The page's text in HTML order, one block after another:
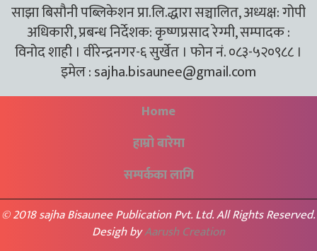
साझा बिसौनी पब्लिकेशन प्रा.लि.द्धारा सञ्चालित, अध्यक्ष: गोपी
अधिकारी, प्रबन्ध निर्देशक: कृष्णप्रसाद रेग्मी, सम्पादक :
विनोद शाही । वीरेन्द्रनगर-६ सुर्खेत । फोन नं. ०८३-५२०९८८ ।
इमेल :sajha.bisaunee@gmail.com
Home
हाम्रो बारेमा
सम्पर्कका लागि
© 2018 sajha Bisaunee Publication Pvt. Ltd. All Rights Reserved.
Desigh byAarush Creation